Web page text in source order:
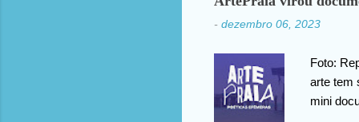
- dezembro 06, 2023
Foto:
arte tem
mini